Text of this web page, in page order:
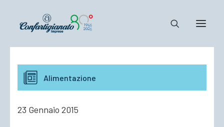
Notizie e Documenti
Confartigianato
Alimentazione
23 Gennaio 2015